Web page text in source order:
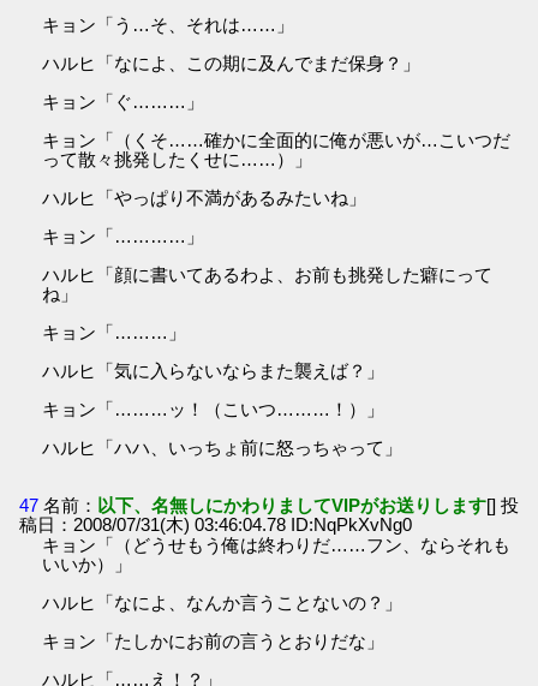
キョン「う…そ、それは……」
ハルヒ「なによ、この期に及んでまだ保身？」
キョン「ぐ………」
キョン「（くそ……確かに全面的に俺が悪いが…こいつだ
って散々挑発したくせに……）」
ハルヒ「やっぱり不満があるみたいね」
キョン「…………」
ハルヒ「顔に書いてあるわよ、お前も挑発した癖にって
ね」
キョン「………」
ハルヒ「気に入らないならまた襲えば？」
キョン「………ッ！（こいつ………！）」
ハルヒ「ハハ、いっちょ前に怒っちゃって」
47 名前： 以下、名無しにかわりましてVIPがお送りします[] 投
稿日：2008/07/31(木) 03:46:04.78 ID:NqPkXvNg0
キョン「（どうせもう俺は終わりだ……フン、ならそれも
いいか）」
ハルヒ「なによ、なんか言うことないの？」
キョン「たしかにお前の言うとおりだな」
ハルヒ「……え！？」